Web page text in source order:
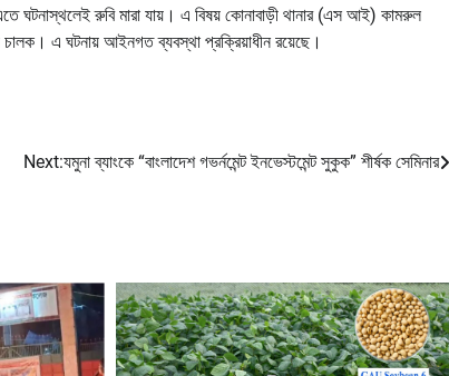
ঘটনাস্থলেই রুবি মারা যায়। এ বিষয় কোনাবাড়ী থানার (এস আই) কামরুল
চালক। এ ঘটনায় আইনগত ব্যবস্থা প্রক্রিয়াধীন রয়েছে।
Next:যমুনা ব্যাংকে “বাংলাদেশ গভর্নমেন্ট ইনভেস্টমেন্ট সুকুক” শীর্ষক সেমিনার